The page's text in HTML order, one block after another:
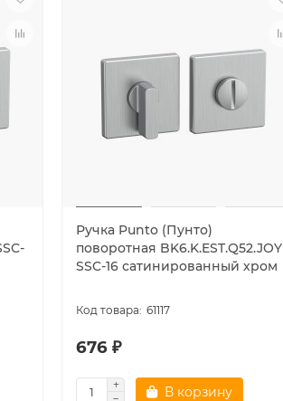
Ручка Punto (Пунто)
поворотная BK6.K.EST.Q52.JOY
SSC-16 сатинированный хром
61117
676 ₽
В корзину